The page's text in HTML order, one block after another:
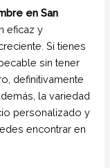
en San
eficaz y
Si tienes
sin tener
definitivamente
la variedad
personalizado y
encontrar en